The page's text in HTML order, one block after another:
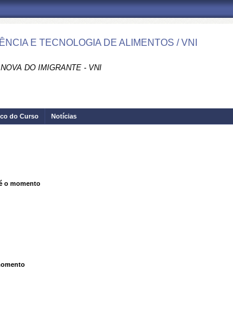
E TECNOLOGIA DE ALIMENTOS / VNI
DO IMIGRANTE - VNI
do Curso Notícias
o momento